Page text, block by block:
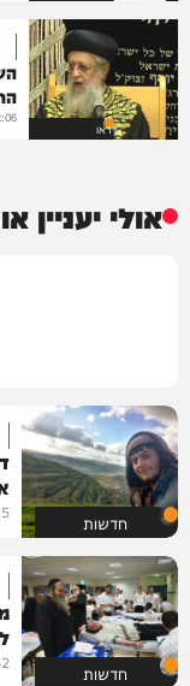
וידאו
אולי יעניין
חדשות
חדשות